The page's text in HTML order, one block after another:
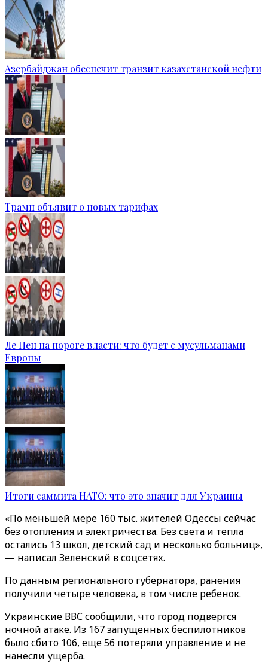
Азербайджан обеспечит транзит казахстанской нефти
Трамп объявит о новых тарифах
Ле Пен на пороге власти: что будет с мусульманами
Европы
Итоги саммита НАТО: что это значит для Украины
«По меньшей мере 160 тыс. жителей Одессы сейчас
без отопления и электричества. Без света и тепла
остались 13 школ, детский сад и несколько больниц»,
— написал Зеленский в соцсетях.
По данным регионального губернатора, ранения
получили четыре человека, в том числе ребенок.
Украинские ВВС сообщили, что город подвергся
ночной атаке. Из 167 запущенных беспилотников
было сбито 106, еще 56 потеряли управление и не
нанесли ущерба.